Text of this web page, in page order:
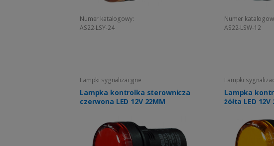
Numer katalogowy:
AS22-LSY-24
Numer
AS22-LSW-12
Lampki sygnalizacyjne
Lampka kontrolka sterownicza
czerwona LED 12V 22MM
Lampki
Lampka
żółta LED 12V